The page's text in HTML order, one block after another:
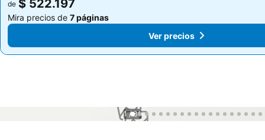
de $ 522.197
Mira precios de 7 páginas
Ver precios
de $ 522.197
Mira precios de 7 páginas
Ver precios
1 / 31